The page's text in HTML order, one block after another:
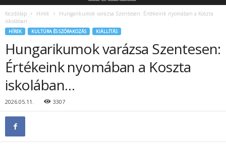
Kezdőlap Hírek
Hungarikumok varázsa Szentesen: Értékeink nyomában a Koszta
iskolában…
HÍREK KULTÚRA ÉS SZÓRAKOZÁS KIÁLLÍTÁS
Hungarikumok varázsa Szentesen:
Értékeink nyomában a Koszta
iskolában…
2026.05.11. 3307